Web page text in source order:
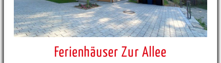
Ferienhäuser Zur Allee